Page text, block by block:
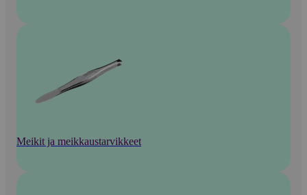
Meikit ja meikkaustarvikkeet